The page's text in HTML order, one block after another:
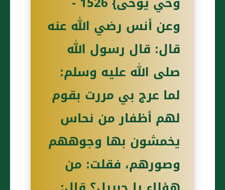
وعن أنس رضي الله عنه
قال: قال رسول الله
صلى الله عليه وسلم:
لما عرج بي مررت بقوم
لهم أظفار من نحاس
يخمشون بها وجوههم
وصورهم، فقلت: من